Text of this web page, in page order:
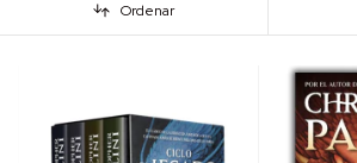
Ordenar